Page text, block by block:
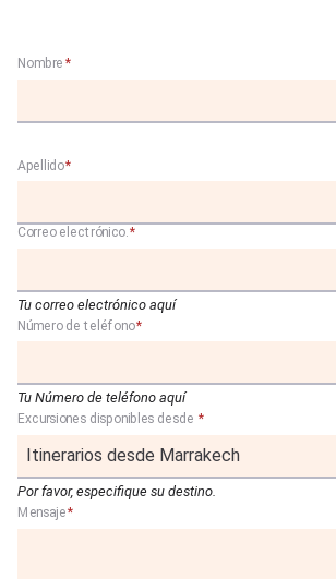
Nombre *
Apellido*
Correo electrónico.*
Tu correo electrónico aquí
Número de teléfono*
Tu Número de teléfono aquí
Excursiones disponibles desde *
Por favor, especifique su destino.
Mensaje*